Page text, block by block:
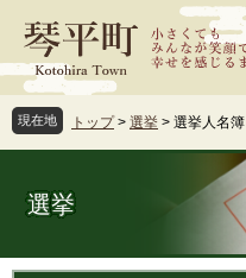
ジ
先
頭
ュ
を
飛
文
現在地 トップ > 選挙 > 選挙人名簿
選挙